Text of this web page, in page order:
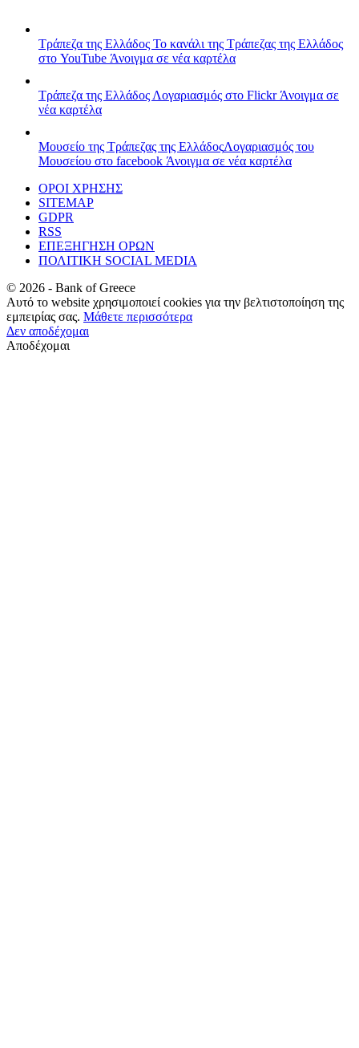
Τράπεζα της Ελλάδος Το κανάλι της Τράπεζας της Ελλάδος
στο YouTube Άνοιγμα σε νέα καρτέλα
Τράπεζα της Ελλάδος Λογαριασμός στο FlickrΆνοιγμα σε
νέα καρτέλα
Μουσείο της Τράπεζας της ΕλλάδοςΛογαριασμός του
Μουσείου στο facebook Άνοιγμα σε νέα καρτέλα
ΟΡΟΙ ΧΡΗΣΗΣ
SITEMAP
GDPR
RSS
ΕΠΕΞΗΓΗΣΗ ΟΡΩΝ
ΠΟΛΙΤΙΚΗ SOCIAL MEDIA
© 2026 - Bank of Greece
Αυτό το website χρησιμοποιεί cookies για την βελτιστοποίηση της
εμπειρίας σας. Μάθετε περισσότερα
Δεν αποδέχομαι
Αποδέχομαι